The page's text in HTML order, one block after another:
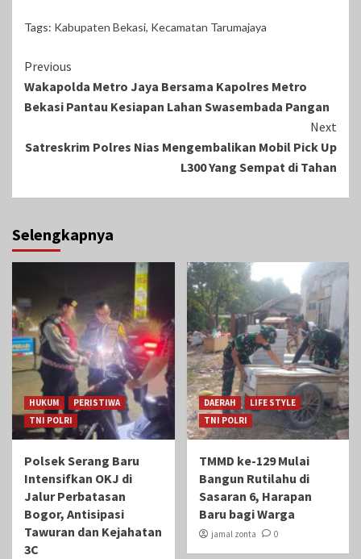
Tags: Kabupaten Bekasi, Kecamatan Tarumajaya
Continue
Reading
Previous
Wakapolda Metro Jaya Bersama Kapolres Metro
Bekasi Pantau Kesiapan Lahan Swasembada Pangan
Next
Satreskrim Polres Nias Mengembalikan Mobil Pick Up
L300 Yang Sempat di Tahan
Selengkapnya
HUKUM
PERISTIWA
TNI POLRI
Polsek Serang Baru
Intensifkan OKJ di
Jalur Perbatasan
Bogor, Antisipasi
Tawuran dan Kejahatan
3C
DAERAH
LIFE STYLE
TNI POLRI
TMMD ke-129 Mulai
Bangun Rutilahu di
Sasaran 6, Harapan
Baru bagi Warga
jamal zonta 0